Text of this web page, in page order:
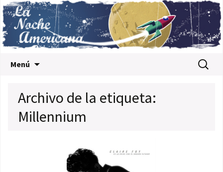
Menú Buscar:
Archivo de la etiqueta:
Millennium